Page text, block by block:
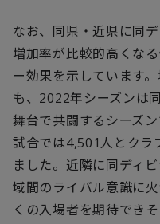
なお、同県・近県に同
増加率が比較的高くな
ー効果を示しています
も、2022年シーズンは
舞台で共闘するシーズ
試合では4,501人とクラ
ました。近隣に同ディ
域間のライバル意識に
くの入場者を期待できそ